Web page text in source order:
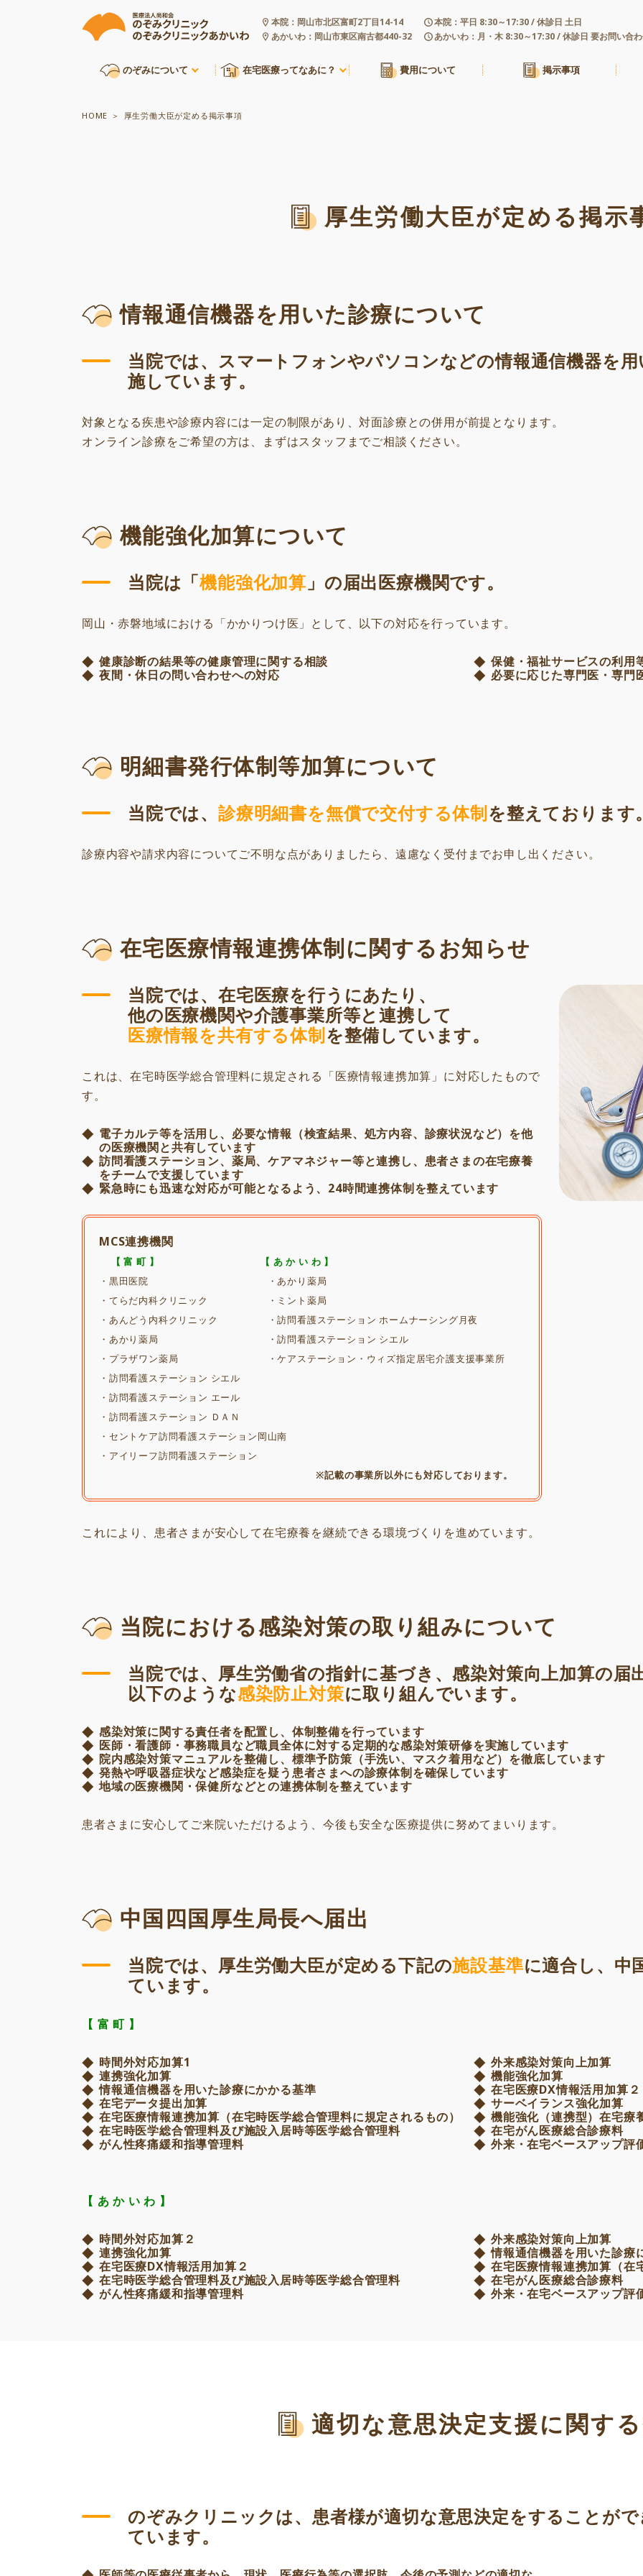
本院：岡山市北区富町2丁目14-14
あかいわ：岡山市東区南古都440-32
本院：平日 8:30～17:30 / 休診日 土日
あかいわ：月・木 8:30～17:30 / 休診日 要お問い合
のぞみについて 在宅医療ってなあに？ 費用について 掲示事項
HOME 厚生労働大臣が定める掲示事項
厚生労働大臣が定める掲示
情報通信機器を用いた診療について
当院では、スマートフォンやパソコンなどの情報通信機器を用
施しています。
対象となる疾患や診療内容には一定の制限があり、対面診療との併用が前提となります。
オンライン診療をご希望の方は、まずはスタッフまでご相談ください。
機能強化加算について
当院は「機能強化加算 」の届出医療機関です。
岡山・赤磐地域における「かかりつけ医」として、以下の対応を行っています。
健康診断の結果等の健康管理に関する相談
保健・福祉サービスの利用
夜間・休日の問い合わせへの対応
必要に応じた専門医・専門
明細書発行体制等加算について
当院では、 診療明細書を無償で交付する体制を整えております。
診療内容や請求内容についてご不明な点がありましたら、遠慮なく受付までお申し出ください。
在宅医療情報連携体制に関するお知らせ
当院では、在宅医療を行うにあたり、
他の医療機関や介護事業所等と連携して
医療情報を共有する体制を整備しています。
これは、在宅時医学総合管理料に規定される「医療情報連携加算」に対応したもので
す。
電子カルテ等を活用し、必要な情報（検査結果、処方内容、診療状況など）を他
の医療機関と共有しています
訪問看護ステーション、薬局、ケアマネジャー等と連携し、患者さまの在宅療養
をチームで支援しています
緊急時にも迅速な対応が可能となるよう、24時間連携体制を整えています
MCS連携機関
【 富 町 】
【 あ か い わ 】
・黒田医院 ・あかり薬局
・てらだ内科クリニック ・ミント薬局
・あんどう内科クリニック ・訪問看護ステーション ホームナーシング月夜
・あかり薬局 ・訪問看護ステーション シエル
・プラザワン薬局 ・ケアステーション・ウィズ指定居宅介護支援事業所
・訪問看護ステーション シエル
・訪問看護ステーション エール
・訪問看護ステーション ＤＡＮ
・セントケア訪問看護ステーション岡山南
・アイリーフ訪問看護ステーション
※記載の事業所以外にも対応しております。
これにより、患者さまが安心して在宅療養を継続できる環境づくりを進めています。
当院における感染対策の取り組みについて
当院では、厚生労働省の指針に基づき、感染対策向上加算の届
以下のような感染防止対策に取り組んでいます。
感染対策に関する責任者を配置し、体制整備を行っています
医師・看護師・事務職員など職員全体に対する定期的な感染対策研修を実施しています
院内感染対策マニュアルを整備し、標準予防策（手洗い、マスク着用など）を徹底しています
発熱や呼吸器症状など感染症を疑う患者さまへの診療体制を確保しています
地域の医療機関・保健所などとの連携体制を整えています
患者さまに安心してご来院いただけるよう、今後も安全な医療提供に努めてまいります。
中国四国厚生局長へ届出
当院では、厚生労働大臣が定める下記の施設基準に適合し、中
ています。
【 富 町 】
時間外対応加算1
外来感染対策向上加算
連携強化加算
機能強化加算
情報通信機器を用いた診療にかかる基準
在宅医療DX情報活用加算２
在宅データ提出加算
サーベイランス強化加算
在宅医療情報連携加算（在宅時医学総合管理料に規定されるもの）
機能強化（連携型）在宅療
在宅時医学総合管理料及び施設入居時等医学総合管理料
在宅がん医療総合診療料
がん性疼痛緩和指導管理料
外来・在宅ベースアップ評
【 あ か い わ 】
時間外対応加算２
外来感染対策向上加算
連携強化加算
情報通信機器を用いた診療
在宅医療DX情報活用加算２
在宅医療情報連携加算（在
在宅時医学総合管理料及び施設入居時等医学総合管理料
在宅がん医療総合診療料
がん性疼痛緩和指導管理料
外来・在宅ベースアップ評
適切な意思決定支援に関す
のぞみクリニックは、患者様が適切な意思決定をすることが
ています。